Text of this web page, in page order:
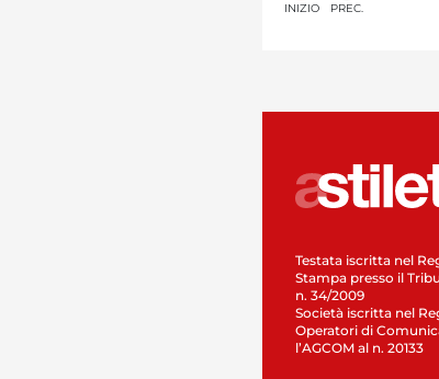
INIZIO PREC.
Testata iscritta nel
Stampa presso il
n. 34/2009
Società iscritta nel
Operatori di
l’AGCOM al n. 20133